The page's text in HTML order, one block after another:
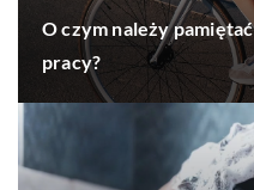
O czym należy
pracy?